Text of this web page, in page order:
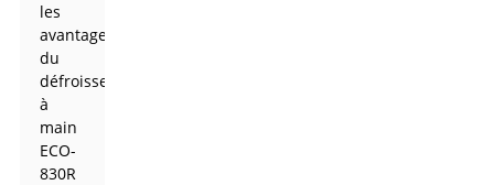
les
avantages
du
défroisseur
à
main
ECO-
830R